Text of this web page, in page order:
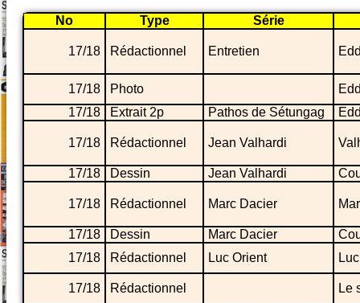
No Type Série
17/18 Rédactionnel Entretien
17/18 Photo
17/18
Extrait 2p Pathos de Sétungag
17/18 Rédactionnel Jean Valhardi
17/18 Dessin Jean Valhardi
17/18 Rédactionnel Marc Dacier
17/18 Dessin Marc Dacier
17/18
Rédactionnel Luc Orient
17/18 Rédactionnel
Le